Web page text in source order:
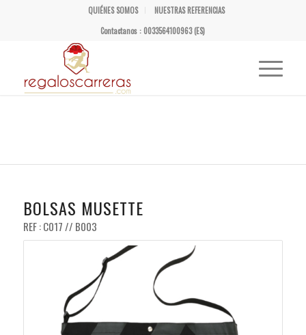
QUIÉNES SOMOS
NUESTRAS REFERENCIAS
Contactanos : 0033564100963 (ES)
BOLSAS MUSETTE
REF : C017 // B003